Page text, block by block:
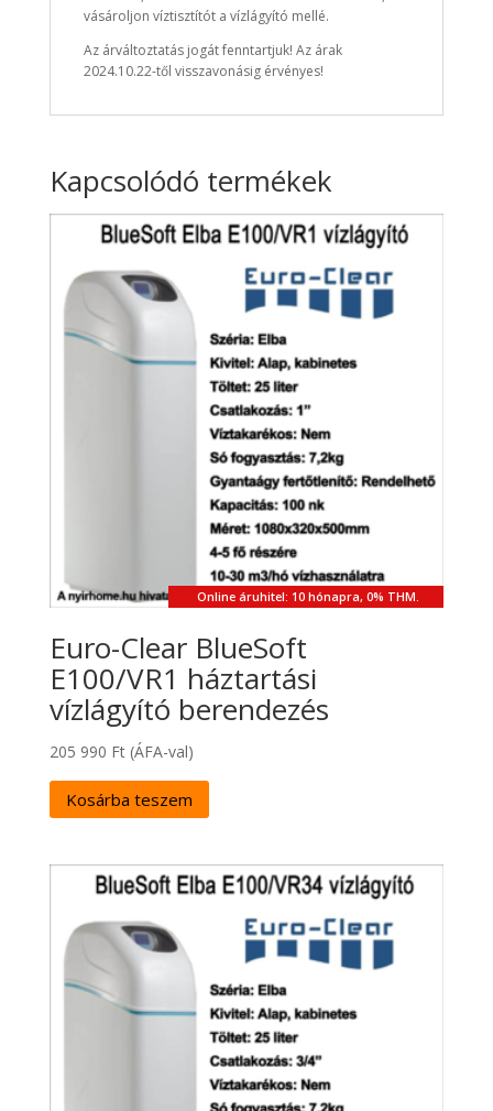
vásároljon víztisztítót a vízlágyító mellé.
Az árváltoztatás jogát fenntartjuk! Az árak
2024.10.22-től visszavonásig érvényes!
Kapcsolódó termékek
Online áruhitel: 10 hónapra, 0% THM.
Euro-Clear BlueSoft
E100/VR1 háztartási
vízlágyító berendezés
205 990 Ft (ÁFA-val)
Kosárba teszem